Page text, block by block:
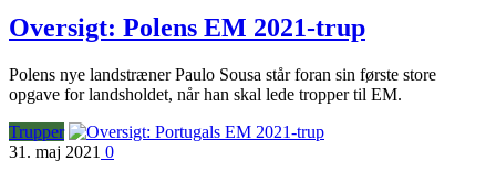
Oversigt: Polens EM 2021-trup
Polens nye landstræner Paulo Sousa står foran sin første store
opgave for landsholdet, når han skal lede tropper til EM.
Trupper
31. maj 2021 0